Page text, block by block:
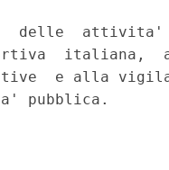
delle
e alla